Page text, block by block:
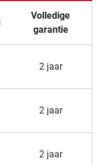
Volledige
garantie
2 jaar
2 jaar
2 jaar